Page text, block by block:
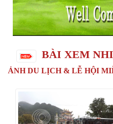
BÀI XEM
ẢNH DU LỊCH & LỄ HỘI